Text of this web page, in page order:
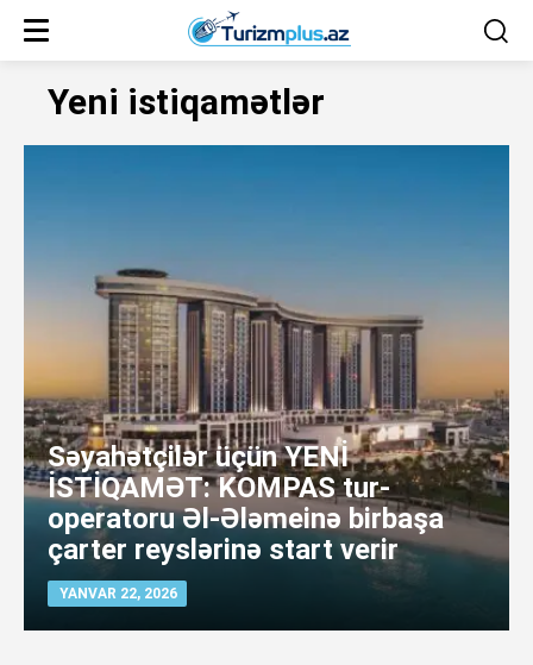
Yeni istiqamətlər
Səyahətçilər üçün YENİ
İSTİQAMƏT: KOMPAS tur-
operatoru Əl-Ələmeinə birbaşa
çarter reyslərinə start verir
YANVAR 22, 2026